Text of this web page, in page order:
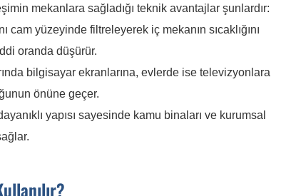
mekanlara sağladığı teknik avantajlar şunlardır:
cam yüzeyinde filtreleyerek iç mekanın sıcaklığını
oranda düşürür.
bilgisayar ekranlarına, evlerde ise televizyonlara
önüne geçer.
yapısı sayesinde kamu binaları ve kurumsal